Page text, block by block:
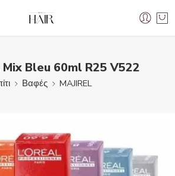
Bleu 60ml R25 V522
Βαφές MAJIREL